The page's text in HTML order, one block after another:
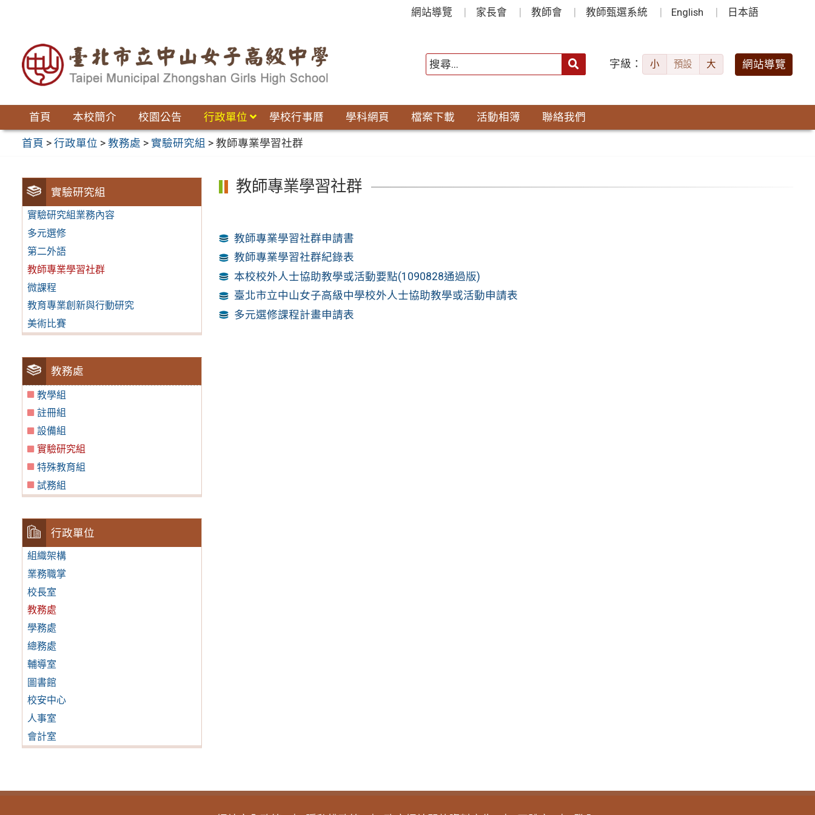
網站導覽 家長會 教師會 教師甄選系統 English 日本語
字級： 小 預設 大 網站導覽
首頁 本校簡介 校園公告 行政單位 學校行事曆 學科網頁 檔案下載 活動相簿 聯絡我們
首頁 >行政單位 >教務處 >實驗研究組 >教師專業學習社群
實驗研究組
實驗研究組業務內容
多元選修
第二外語
教師專業學習社群
微課程
教育專業創新與行動研究
美術比賽
教務處
教學組
註冊組
設備組
實驗研究組
特殊教育組
試務組
行政單位
組織架構
業務職掌
校長室
教務處
學務處
總務處
輔導室
圖書館
校安中心
人事室
會計室
教師專業學習社群
教師專業學習社群申請書
教師專業學習社群紀錄表
本校校外人士協助教學或活動要點(1090828通過版)
臺北市立中山女子高級中學校外人士協助教學或活動申請表
多元選修課程計畫申請表